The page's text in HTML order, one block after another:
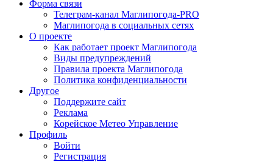
Форма связи
Телеграм-канал Маглипогода-PRO
Маглипогода в социальных сетях
О проекте
Как работает проект Маглипогода
Виды предупреждений
Правила проекта Маглипогода
Политика конфиденциальности
Другое
Поддержите сайт
Реклама
Корейское Метео Управление
Профиль
Войти
Регистрация